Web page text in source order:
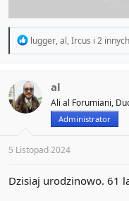
R
t
i
o
lugger,al,Ircus i 2 innych
al
Ali al Forumiani,
Administrator
5 Listopad 2024
Dzisiaj urodzinowo. 61